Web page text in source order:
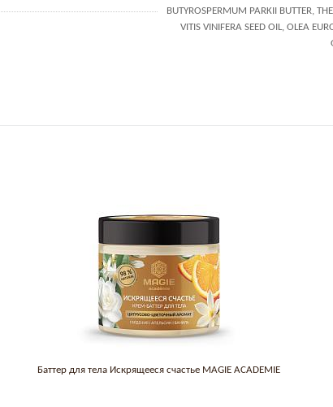
BUTYROSPERMUM PARKII BUTTER,
VITIS VINIFERA SEED OIL, OLEA
Баттер для тела Искрящееся счастье MAGIE ACADEMIE